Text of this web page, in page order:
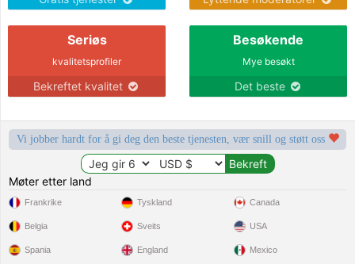
Seriøs
kvalitetsprofiler
Bekreftet kvalitet
Besøkende
Mye besøkt
Det beste
Vi jobber hardt for å gi deg den beste tjenesten, vær snill og støtt oss
Møter etter land
Frankrike
Belgia
Spania
Tyskland
Sveits
England
Canada
USA
Mexico